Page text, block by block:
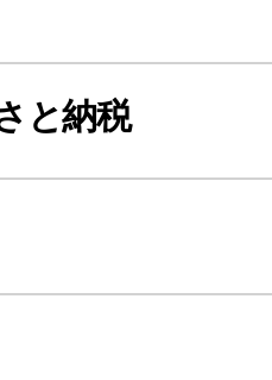
る返礼品
底比較
ュレーション
と納税